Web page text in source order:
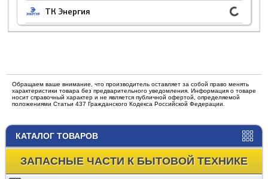
КАТАЛОГ ТОВАРОВ
ЗАПАСНЫЕ ЧАСТИ К БЫТОВОЙ ТЕХНИКЕ
ТК Энергия
Обращаем ваше внимание, что производитель оставляет за собой право менять
характеристики товара без предварительного уведомления. Информация о товаре
носит справочный характер и не является публичной офертой, определяемой
положениями Статьи 437 Гражданского Кодекса Российской Федерации.